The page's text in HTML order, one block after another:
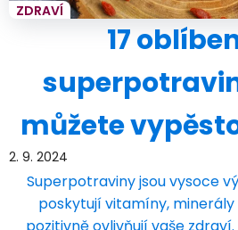
ZDRAVÍ
17
můžete
2. 9. 2024
Superpotraviny jsou vysoce
poskytují vitamíny, minerály
pozitivně ovlivňují vaše